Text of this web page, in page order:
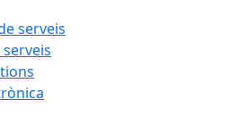
serveis